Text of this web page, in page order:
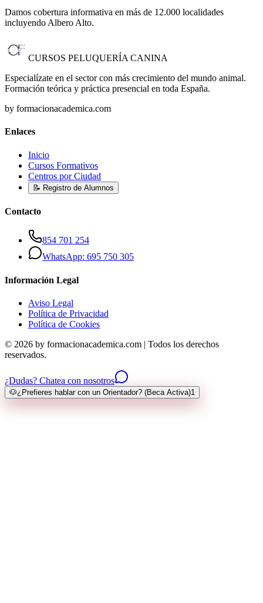
Damos cobertura informativa en más de 12.000 localidades
incluyendo Albero Alto.
CURSOS PELUQUERÍA CANINA
Especialízate en el sector con más crecimiento del mundo animal.
Formación teórica y práctica presencial en toda España.
by formacionacademica.com
Enlaces
Inicio
Cursos Formativos
Centros por Ciudad
📝 Registro de Alumnos
Contacto
854 701 254
WhatsApp: 695 750 305
Información Legal
Aviso Legal
Política de Privacidad
Política de Cookies
© 2026 by formacionacademica.com | Todos los derechos
reservados.
¿Dudas? Chatea con nosotros
🐶¿Prefieres hablar con un Orientador? (Beca Activa)1